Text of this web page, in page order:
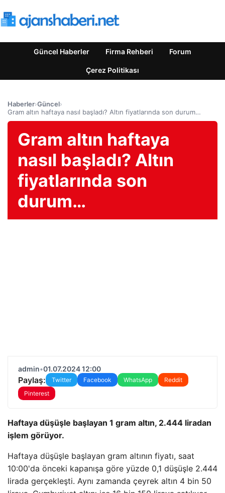
Güncel Haberler Firma Rehberi Forum
Çerez Politikası
Haberler›Güncel›
Gram altın haftaya nasıl başladı? Altın fiyatlarında son durum…
Gram altın haftaya
nasıl başladı? Altın
fiyatlarında son
durum…
admin•01.07.2024 12:00
Paylaş: Twitter Facebook WhatsApp
Reddit
Pinterest
Haftaya düşüşle başlayan 1 gram altın, 2.444 liradan
işlem görüyor.
Haftaya düşüşle başlayan gram altının fiyatı, saat
10:00'da önceki kapanışa göre yüzde 0,1 düşüşle 2.444
lirada gerçekleşti. Aynı zamanda çeyrek altın 4 bin 50